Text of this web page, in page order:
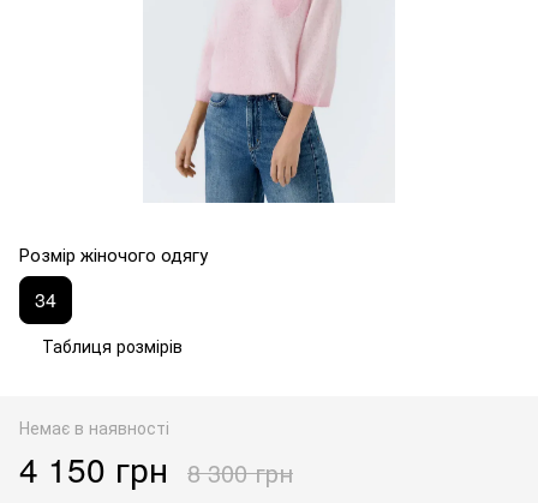
Розмір жіночого одягу
34
Таблиця розмірів
Немає в наявності
4 150 грн 8 300 грн